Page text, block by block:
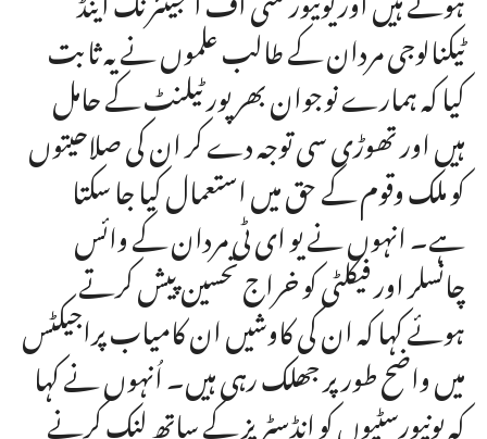
ٹیکنالوجی مردان کے طالب علموں نے یہ ثابت
کیا کہ ہمارے نوجوان بھرپور ٹیلنٹ کے حامل
ہیں اور تھوڑی سی توجہ دے کر ان کی صلاحیتوں
کو ملک وقوم کے حق میں استعمال کیا جا سکتا
ہے۔ انہوں نے یو ای ٹی مردان کے وائس
چانسلر اور فیکلٹی کو خراج تحسین پیش کرتے
ہوئے کہا کہ ان کی کاوشیں ان کامیاب پراجیکٹس
میں واضح طور پر جھلک رہی ہیں۔ اُنہوں نے کہا
کہ یونیورسٹیوں کو انڈسٹریز کے ساتھ لنک کرنے